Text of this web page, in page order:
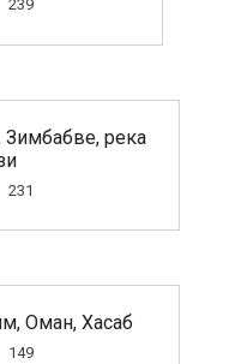
239
Зимбабве, река
231
Оман, Хасаб
149